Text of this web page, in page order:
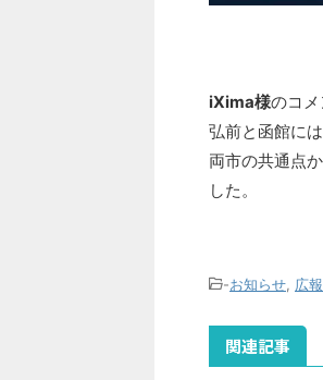
iXima様のコメ
弘前と函館に
両市の共通点
した。
-お知らせ 広
関連記事